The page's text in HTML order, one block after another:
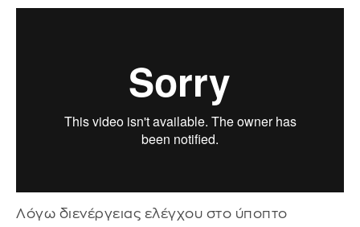
Λόγω διενέργειας ελέγχου στο ύποπτο